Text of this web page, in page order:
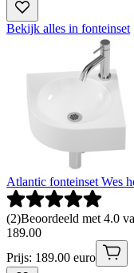
Bekijk alles in fonteinset
Atlantic fonteinset Wes
(2)Beoordeeld met 4.0
189.00
Prijs: 189.00 euro